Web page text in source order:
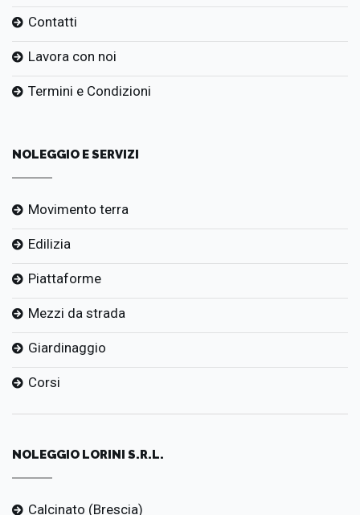
Contatti
Lavora con noi
Termini e Condizioni
NOLEGGIO E SERVIZI
Movimento terra
Edilizia
Piattaforme
Mezzi da strada
Giardinaggio
Corsi
NOLEGGIO LORINI S.R.L.
Calcinato (Brescia)